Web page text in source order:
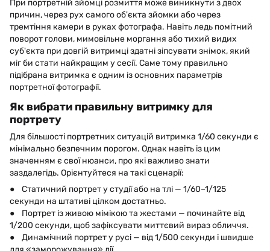
При портретній зйомці розмиття може виникнути з двох
причин, через рух самого об'єкта зйомки або через
тремтіння камери в руках фотографа. Навіть ледь помітний
поворот голови, мимовільне моргання або тихий видих
суб'єкта при довгій витримці здатні зіпсувати знімок, який
міг би стати найкращим у сесії. Саме тому правильно
підібрана витримка є одним із основних параметрів
портретної фотографії.
Як вибрати правильну витримку для
портрету
Для більшості портретних ситуацій витримка 1/60 секунди є
мінімально безпечним порогом. Однак навіть із цим
значенням є свої нюанси, про які важливо знати
заздалегідь. Орієнтуйтеся на такі сценарії:
● Статичний портрет у студії або на тлі — 1/60–1/125
секунди на штативі цілком достатньо.
● Портрет із живою мімікою та жестами — починайте від
1/200 секунди, щоб зафіксувати миттєвий вираз обличчя.
● Динамічний портрет у русі — від 1/500 секунди і швидше